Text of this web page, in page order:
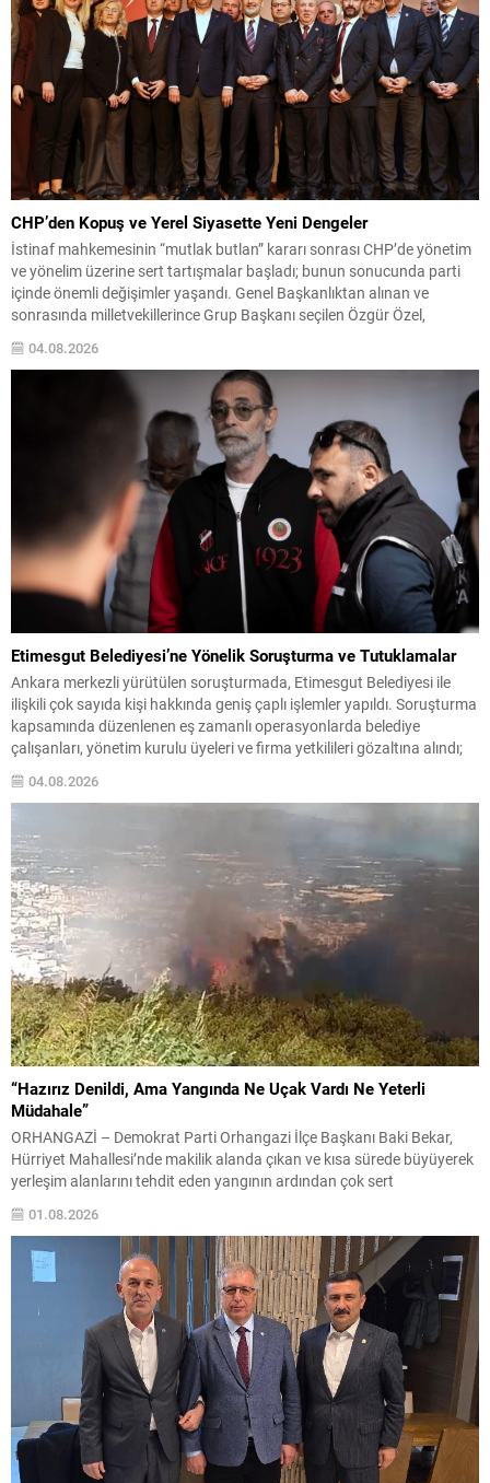
CHP’den Kopuş ve Yerel Siyasette Yeni Dengeler
İstinaf mahkemesinin “mutlak butlan” kararı sonrası CHP’de yönetim
ve yönelim üzerine sert tartışmalar başladı; bunun sonucunda parti
içinde önemli değişimler yaşandı. Genel Başkanlıktan alınan ve
sonrasında milletvekillerince Grup Başkanı seçilen Özgür Özel,
olağanüstü kurultay taleplerinin karşılanmaması üzerine partiden
ayrılarak Yeni Parti’yi kurdu. Bu gelişme, partinin meclisteki
konumunu etkileyerek ana muhalefet...
04.08.2026
Etimesgut Belediyesi’ne Yönelik Soruşturma ve Tutuklamalar
Ankara merkezli yürütülen soruşturmada, Etimesgut Belediyesi ile
ilişkili çok sayıda kişi hakkında geniş çaplı işlemler yapıldı. Soruşturma
kapsamında düzenlenen eş zamanlı operasyonlarda belediye
çalışanları, yönetim kurulu üyeleri ve firma yetkilileri gözaltına alındı;
bazı adres ve iş yerlerinde arama-el koyma işlemleri gerçekleştirildi.
İçişleri Bakanlığı, tutuklanan belediye başkanı hakkında geçici
04.08.2026
“Hazırız Denildi, Ama Yangında Ne Uçak Vardı Ne Yeterli
Müdahale”
ORHANGAZİ – Demokrat Parti Orhangazi İlçe Başkanı Baki Bekar,
Hürriyet Mahallesi’nde makilik alanda çıkan ve kısa sürede büyüyerek
yerleşim alanlarını tehdit eden yangının ardından çok sert
incelemelerde bulunduklarını belirten Bekar, müdahale sürecinde ciddi
koordinasyon eksiklikleri ve hazırlık yetersizlikleri yaşandığını öne
sürerek yetkilileri eleştirdi....
01.08.2026